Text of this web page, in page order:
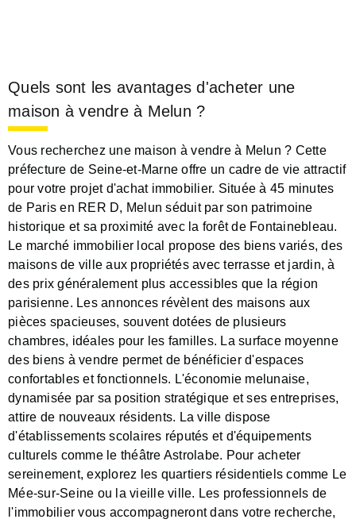
Quels sont les avantages d'acheter une
maison à vendre à Melun ?
Vous recherchez une maison à vendre à Melun ? Cette
préfecture de Seine-et-Marne offre un cadre de vie attractif
pour votre projet d'achat immobilier. Située à 45 minutes
de Paris en RER D, Melun séduit par son patrimoine
historique et sa proximité avec la forêt de Fontainebleau.
Le marché immobilier local propose des biens variés, des
maisons de ville aux propriétés avec terrasse et jardin, à
des prix généralement plus accessibles que la région
parisienne. Les annonces révèlent des maisons aux
pièces spacieuses, souvent dotées de plusieurs
chambres, idéales pour les familles. La surface moyenne
des biens à vendre permet de bénéficier d'espaces
confortables et fonctionnels. L'économie melunaise,
dynamisée par sa position stratégique et ses entreprises,
attire de nouveaux résidents. La ville dispose
d'établissements scolaires réputés et d'équipements
culturels comme le théâtre Astrolabe. Pour acheter
sereinement, explorez les quartiers résidentiels comme Le
Mée-sur-Seine ou la vieille ville. Les professionnels de
l'immobilier vous accompagneront dans votre recherche,